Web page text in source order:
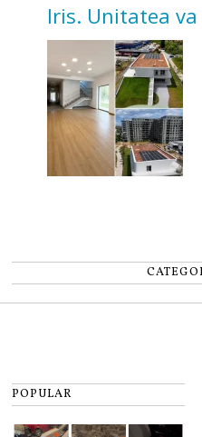
Iris. Unitatea
pentru copii
POPULAR